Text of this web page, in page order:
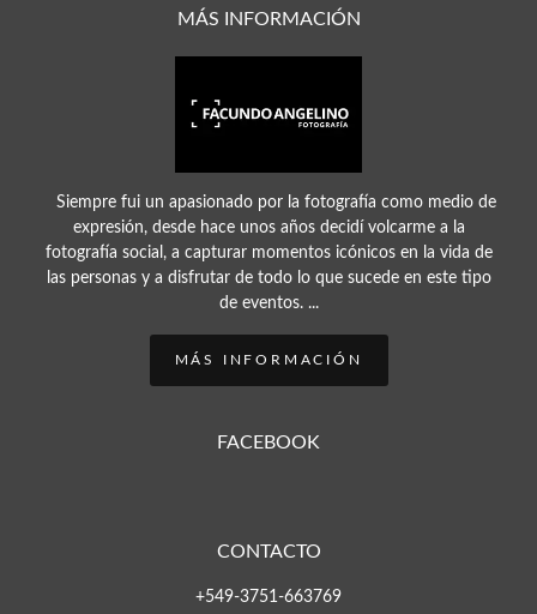
MÁS INFORMACIÓN
Siempre fui un apasionado por la fotografía como medio de
expresión, desde hace unos años decidí volcarme a la
fotografía social, a capturar momentos icónicos en la vida de
las personas y a disfrutar de todo lo que sucede en este tipo
de eventos. ...
MÁS INFORMACIÓN
FACEBOOK
CONTACTO
+549-3751-663769